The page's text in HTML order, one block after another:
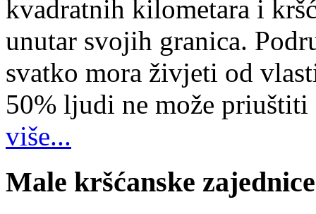
kvadratnih kilometara i
unutar svojih granica.
svatko mora živjeti od
50% ljudi ne može
više...
Male kršćanske zajednice